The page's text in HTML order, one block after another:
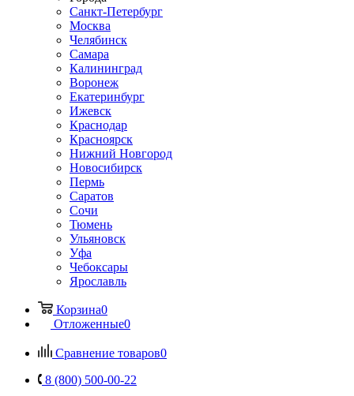
Санкт-Петербург
Москва
Челябинск
Самара
Калининград
Воронеж
Екатеринбург
Ижевск
Краснодар
Красноярск
Нижний Новгород
Новосибирск
Пермь
Саратов
Сочи
Тюмень
Ульяновск
Уфа
Чебоксары
Ярославль
Корзина0
Отложенные0
Сравнение товаров0
8 (800) 500-00-22